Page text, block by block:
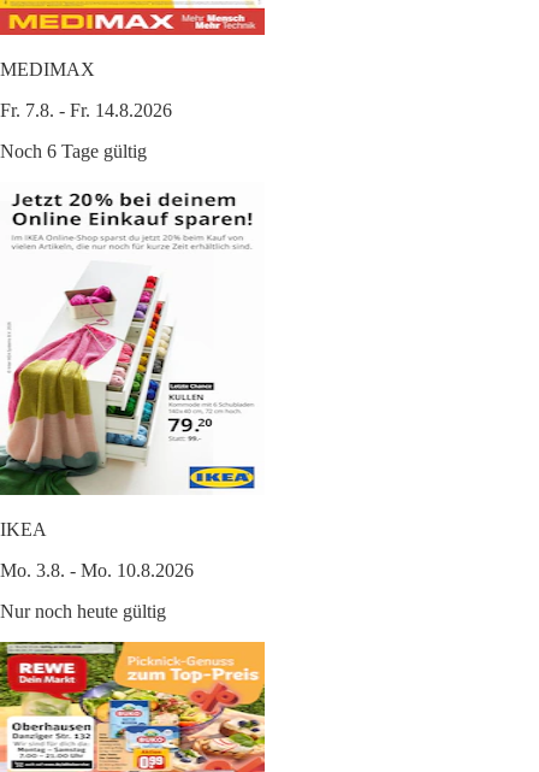
MEDIMAX
Fr. 7.8. - Fr. 14.8.2026
Noch 6 Tage gültig
IKEA
Mo. 3.8. - Mo. 10.8.2026
Nur noch heute gültig